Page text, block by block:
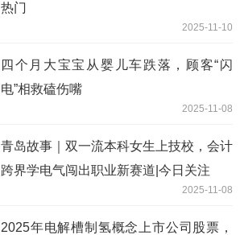
热门
2025-11-10
四个月大宝宝从婴儿车跌落，顾客“闪
电”相救磕伤嘴
2025-11-08
青岛故事｜双一流本科女生上技校，会计
跨界学电气闯出职业新赛道|今日关注
2025-11-08
2025年电解槽制氢概念上市公司股票，